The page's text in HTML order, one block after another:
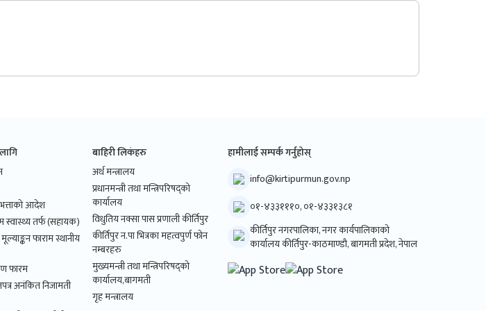
आदेश
स्वास्थ्य तर्फ (सहायक)
फाराम स्थानीय
फारम
अनंकित निजामती
बाहिरी लिकंहरु
अर्थ मन्त्रालय
प्रधानमन्त्री तथा मन्त्रिपरिषद्को
कार्यालय
विधुतिय नक्सा पास प्रणाली कीर्तिपुर
कीर्तिपुर न.पा भित्रका महत्वपुर्ण फोन
नम्बरहरु
मुख्यमन्त्री तथा मन्त्रिपरिषद्को
कार्यालय,बागमती
गृह मन्त्रालय
हामीलाई सम्पर्क गर्नुहोस्
info@kirtipurmun.gov.np
०१-४३३१११०, ०१-४३३१३८१
कीर्तिपुर नगरपालिका, नगर कार्यपालिकाको
कार्यालय कीर्तिपुर-काठमाण्डौ, बागमती प्रदेश, नेपाल